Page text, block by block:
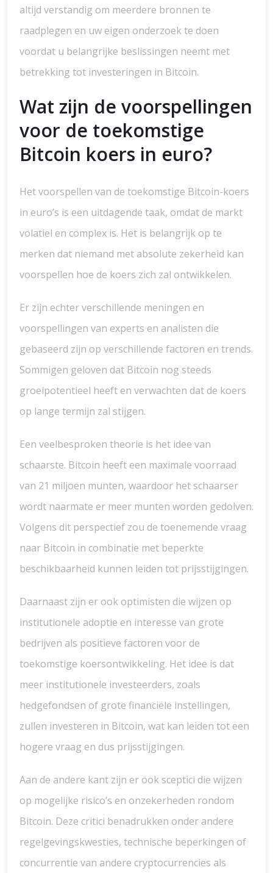
altijd verstandig om meerdere bronnen te
raadplegen en uw eigen onderzoek te doen
voordat u belangrijke beslissingen neemt met
betrekking tot investeringen in Bitcoin.
Wat zijn de voorspellingen
voor de toekomstige
Bitcoin koers in euro?
Het voorspellen van de toekomstige Bitcoin-koers
in euro’s is een uitdagende taak, omdat de markt
volatiel en complex is. Het is belangrijk op te
merken dat niemand met absolute zekerheid kan
voorspellen hoe de koers zich zal ontwikkelen.
Er zijn echter verschillende meningen en
voorspellingen van experts en analisten die
gebaseerd zijn op verschillende factoren en trends.
Sommigen geloven dat Bitcoin nog steeds
groeipotentieel heeft en verwachten dat de koers
op lange termijn zal stijgen.
Een veelbesproken theorie is het idee van
schaarste. Bitcoin heeft een maximale voorraad
van 21 miljoen munten, waardoor het schaarser
wordt naarmate er meer munten worden gedolven.
Volgens dit perspectief zou de toenemende vraag
naar Bitcoin in combinatie met beperkte
beschikbaarheid kunnen leiden tot prijsstijgingen.
Daarnaast zijn er ook optimisten die wijzen op
institutionele adoptie en interesse van grote
bedrijven als positieve factoren voor de
toekomstige koersontwikkeling. Het idee is dat
meer institutionele investeerders, zoals
hedgefondsen of grote financiële instellingen,
zullen investeren in Bitcoin, wat kan leiden tot een
hogere vraag en dus prijsstijgingen.
Aan de andere kant zijn er ook sceptici die wijzen
op mogelijke risico’s en onzekerheden rondom
Bitcoin. Deze critici benadrukken onder andere
regelgevingskwesties, technische beperkingen of
concurrentie van andere cryptocurrencies als